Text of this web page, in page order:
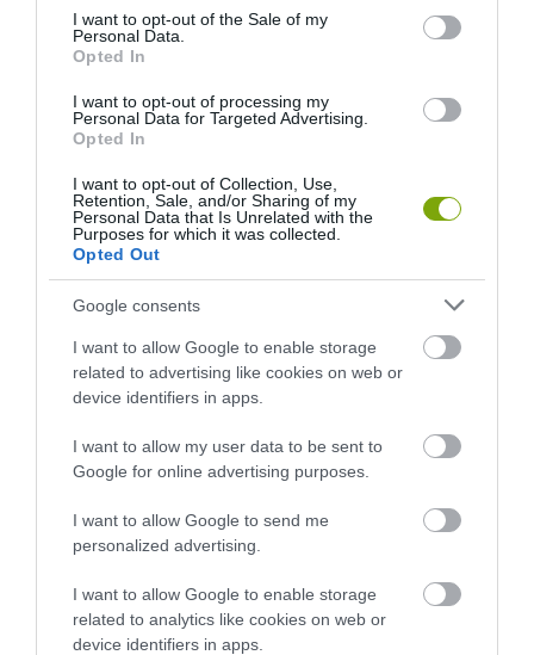
consent section.
I want to opt-out of the Sale of my
Personal Data.
Opted In
I want to opt-out of processing my
Personal Data for Targeted Advertising.
Opted In
I want to opt-out of Collection, Use,
Retention, Sale, and/or Sharing of my
Personal Data that Is Unrelated with the
Purposes for which it was collected.
Opted Out
Google consents
I want to allow Google to enable storage
related to advertising like cookies on web or
device identifiers in apps.
I want to allow my user data to be sent to
Google for online advertising purposes.
I want to allow Google to send me
personalized advertising.
I want to allow Google to enable storage
related to analytics like cookies on web or
device identifiers in apps.
A KORALLZÁTONY NEM CSAK
SZÍNES HALAKBÓL ÁLL: MOST
LAKÓJÁT MUTATTA MEG
SZÍVJA KI A VIZET A